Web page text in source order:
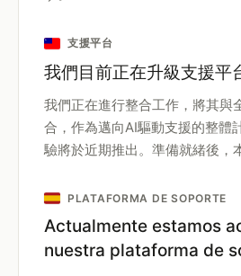
支援平台
我們目前正在升級支援平
我們正在進行整合工作，將其與
合，作為邁向AI驅動支援的整體
驗將於近期推出。準備就緒後，
PLATAFORMA DE SOPORTE
Actualmente estamos
nuestra plataforma de